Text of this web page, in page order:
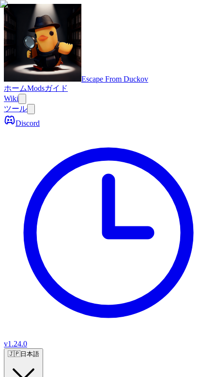
Escape From Duckov
ホームModsガイド
Wiki
ツール
Discord
v1.24.0
🇯🇵日本語